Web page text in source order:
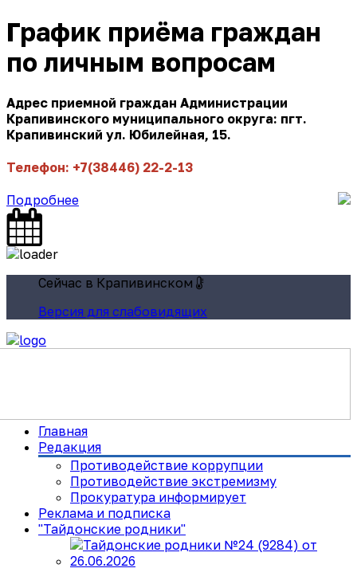
График приёма граждан
по личным вопросам
Адрес приемной граждан Администрации
Крапивинского муниципального округа: пгт.
Крапивинский ул. Юбилейная, 15.
Телефон: +7(38446) 22-2-13
Подробнее
Сейчас в Крапивинском
Версия для слабовидящих
Главная
Редакция
Противодействие коррупции
Противодействие экстремизму
Прокуратура информирует
Реклама и подписка
"Тайдонские родники"